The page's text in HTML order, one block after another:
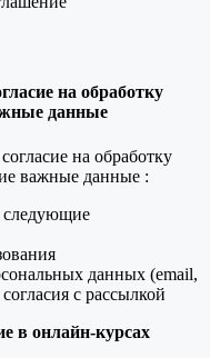
на обработку
данные
на обработку
важные данные :
следующие
данных (email,
с рассылкой
в онлайн-курсах